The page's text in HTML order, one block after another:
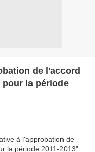
de l'accord
pour la période